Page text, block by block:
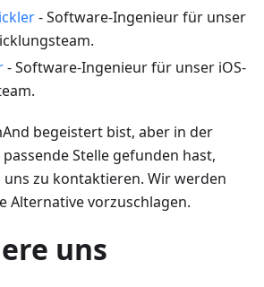
- Software-Ingenieur für unser
- Software-Ingenieur für unser iOS-
begeistert bist, aber in der
Stelle gefunden hast,
zu kontaktieren. Wir werden
Alternative vorzuschlagen.
uns